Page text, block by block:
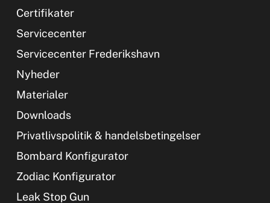
Certifikater
Servicecenter
Servicecenter Frederikshavn
Nyheder
Materialer
Downloads
Privatlivspolitik & handelsbetingelser
Bombard Konfigurator
Zodiac Konfigurator
Leak Stop Gun